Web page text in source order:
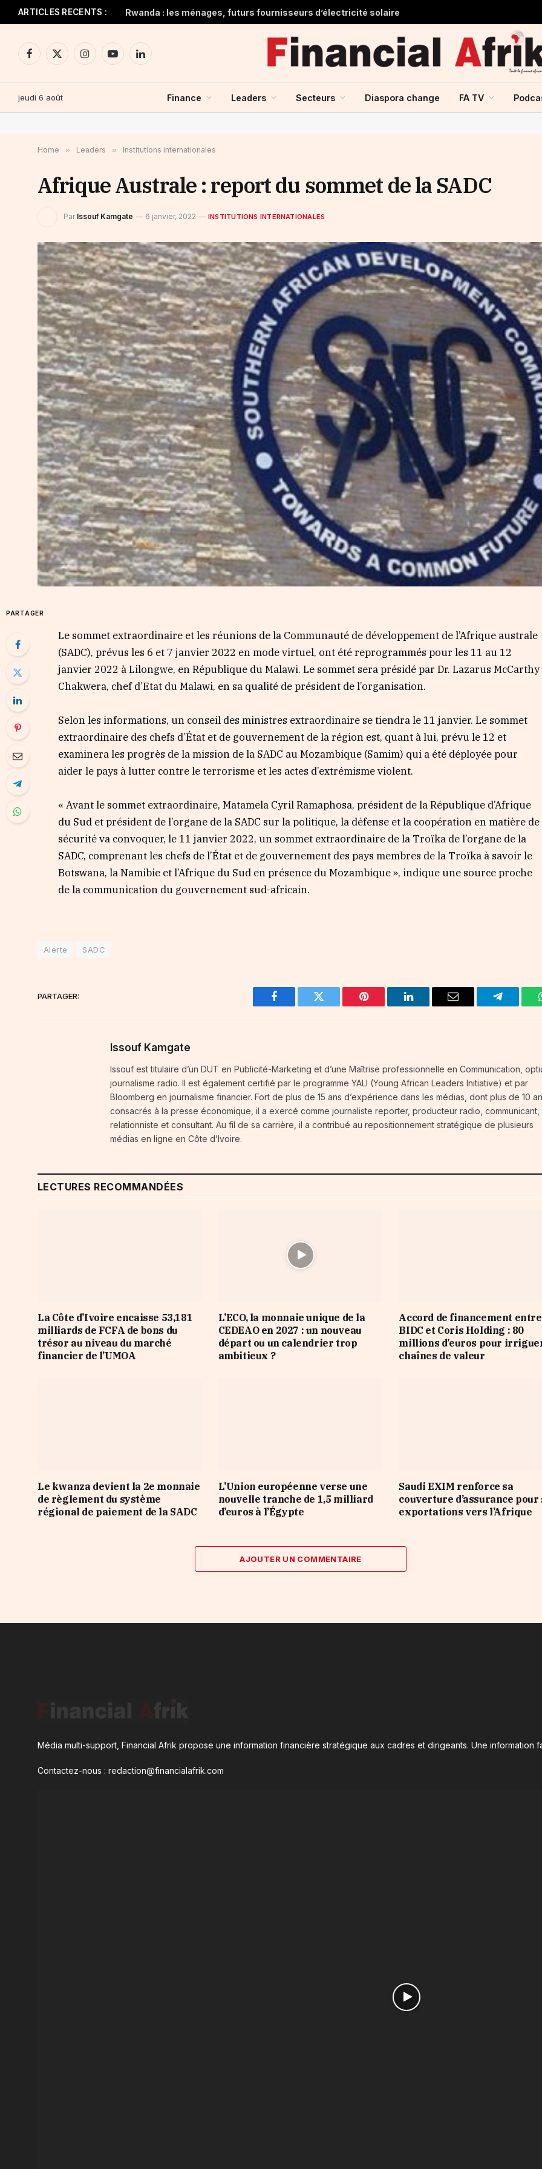
ARTICLES RECENTS : Rwanda : les ménages, futurs fournisseurs d’électricité solaire
Facebook
X
InstagramYouTubeLinkedIn
jeudi 6 août Finance Leaders Secteurs Diaspora change FA TV
Home » Leaders » Institutions internationales
Afrique Australe : report du sommet de la SADC
Par Issouf Kamgate 6 janvier, 2022 INSTITUTIONS INTERNATIONALES
PARTAGER
Le sommet extraordinaire et les réunions de la Communauté de développement de l’Afrique australe
(SADC), prévus les 6 et 7 janvier 2022 en mode virtuel, ont été reprogrammés pour les 11 au 12
janvier 2022 à Lilongwe, en République du Malawi. Le sommet sera présidé par Dr. Lazarus McCarthy
Chakwera, chef d’Etat du Malawi, en sa qualité de président de l’organisation.
Selon les informations, un conseil des ministres extraordinaire se tiendra le 11 janvier. Le sommet
extraordinaire des chefs d’État et de gouvernement de la région est, quant à lui, prévu le 12 et
examinera les progrès de la mission de la SADC au Mozambique (Samim) qui a été déployée pour
aider le pays à lutter contre le terrorisme et les actes d’extrémisme violent.
« Avant le sommet extraordinaire, Matamela Cyril Ramaphosa, président de la République d’Afrique
du Sud et président de l’organe de la SADC sur la politique, la défense et la coopération en matière de
sécurité va convoquer, le 11 janvier 2022, un sommet extraordinaire de la Troïka de l’organe de la
SADC, comprenant les chefs de l’État et de gouvernement des pays membres de la Troïka à savoir le
Botswana, la Namibie et l’Afrique du Sud en présence du Mozambique », indique une source proche
de la communication du gouvernement sud-africain.
Alerte SADC
PARTAGER:
Facebook Twitter Pinterest LinkedIn Email Telegram
Issouf Kamgate
Issouf est titulaire d’un DUT en Publicité-Marketing et d’une Maîtrise professionnelle en Communication,
journalisme radio. Il est également certifié par le programme YALI (Young African Leaders Initiative) et par
Bloomberg en journalisme financier. Fort de plus de 15 ans d’expérience dans les médias, dont plus de 10
consacrés à la presse économique, il a exercé comme journaliste reporter, producteur radio, communicant,
relationniste et consultant. Au fil de sa carrière, il a contribué au repositionnement stratégique de plusieurs
médias en ligne en Côte d’Ivoire.
LECTURES RECOMMANDÉES
La Côte d’Ivoire encaisse 53,181
milliards de FCFA de bons du
trésor au niveau du marché
financier de l’UMOA
L’ECO, la monnaie unique de la
CEDEAO en 2027 : un nouveau
départ ou un calendrier trop
ambitieux ?
Accord de financement
BIDC et Coris Holding : 80
millions d’euros pour
chaînes de valeur
Le kwanza devient la 2e monnaie
de règlement du système
régional de paiement de la SADC
L’Union européenne verse une
nouvelle tranche de 1,5 milliard
d’euros à l’Égypte
Saudi EXIM renforce sa
couverture d’assurance pour
exportations vers l’Afrique
AJOUTER UN COMMENTAIRE
Média multi-support, Financial Afrik propose une information financière stratégique aux cadres et dirigeants. Une information
Contactez-nous : redaction@financialafrik.com